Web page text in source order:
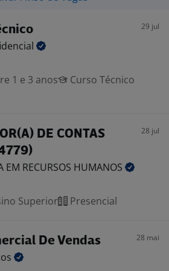
29 jul
1 e 3 anos
Curso Técnico
DE CONTAS
28 jul
EM RECURSOS HUMANOS
Superior Presencial
De Vendas 28 mai